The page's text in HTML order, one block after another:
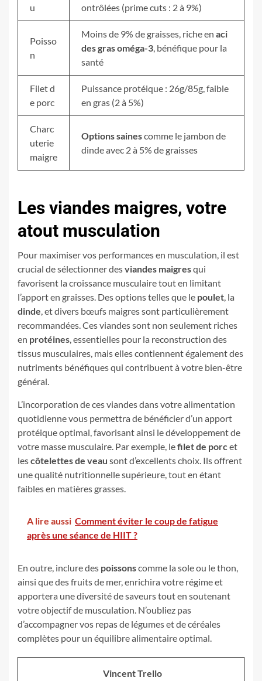
u
ontrôlées (prime cuts : 2 à 9%)
Poisso
n
Moins de 9% de graisses, riche en aci
des gras oméga-3, bénéfique pour la
santé
Filet d
e porc
Puissance protéique : 26g/85g, faible
en gras (2 à 5%)
Charc
uterie
maigre
Options sainescomme le jambon de
dinde avec 2 à 5% de graisses
Les viandes maigres, votre
atout musculation
Pour maximiser vos performances en musculation, il est
crucial de sélectionner desviandes maigresqui
favorisent la croissance musculaire tout en limitant
l’apport en graisses. Des options telles que le poulet, la
dinde, et divers bœufs maigres sont particulièrement
recommandées. Ces viandes sont non seulement riches
en protéines, essentielles pour la reconstruction des
tissus musculaires, mais elles contiennent également des
nutriments bénéfiques qui contribuent à votre bien-être
général.
L’incorporation de ces viandes dans votre alimentation
quotidienne vous permettra de bénéficier d’un apport
protéique optimal, favorisant ainsi le développement de
votre masse musculaire. Par exemple, lefilet de porcet
lescôtelettes de veau sont d’excellents choix. Ils offrent
une qualité nutritionnelle supérieure, tout en étant
faibles en matières grasses.
A lire aussi Comment éviter le coup de fatigue
après une séance de HIIT ?
En outre, inclure des poissonscomme la sole ou le thon,
ainsi que des fruits de mer, enrichira votre régime et
apportera une diversité de saveurs tout en soutenant
votre objectif de musculation. N’oubliez pas
d’accompagner vos repas de légumes et de céréales
complètes pour un équilibre alimentaire optimal.
Vincent Trello